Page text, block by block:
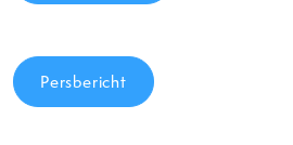
Persbericht